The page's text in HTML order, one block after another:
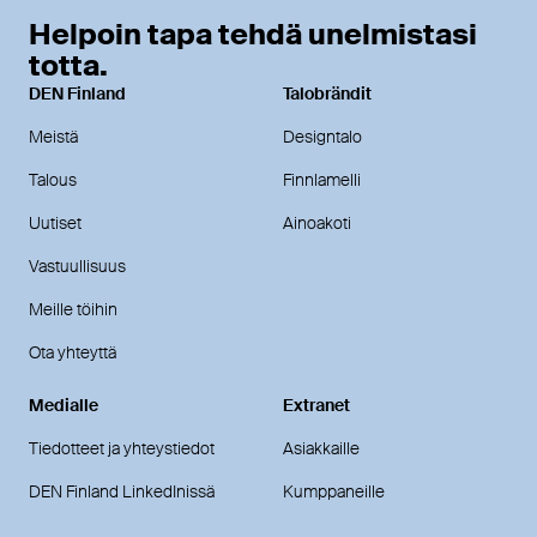
Helpoin tapa tehdä unelmistasi
totta.
DEN Finland
Meistä
Talous
Uutiset
Vastuullisuus
Meille töihin
Ota yhteyttä
Talobrändit
Designtalo
Finnlamelli
Ainoakoti
Medialle
Tiedotteet ja yhteystiedot
DEN Finland LinkedInissä
Extranet
Asiakkaille
Kumppaneille